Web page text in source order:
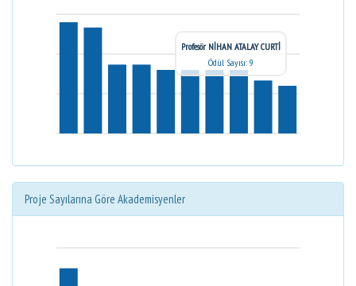
Profesör NİHAN ATALAY CURTİ
Ödül Sayısı: 9
Proje Sayılarına Göre Akademisyenler